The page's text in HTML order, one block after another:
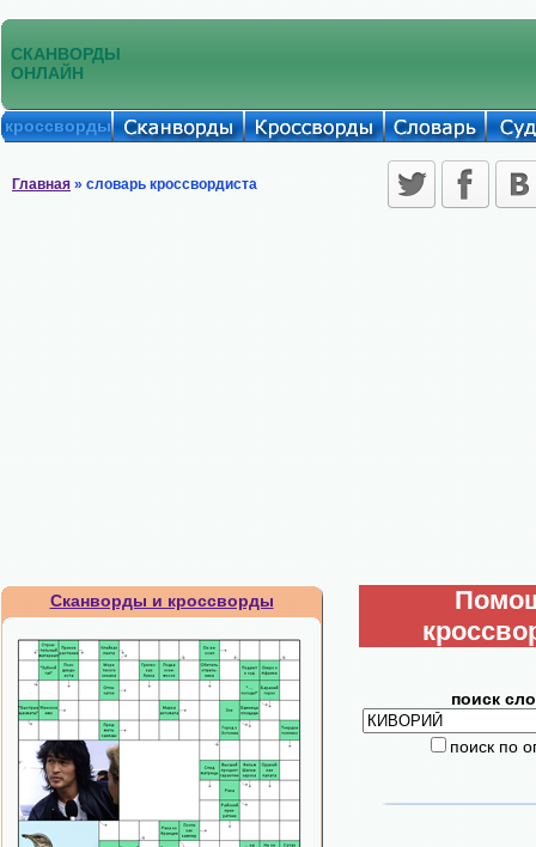
СКАНВОРДЫ
ОНЛАЙН
кроссворды
Главная » словарь кроссвордиста
Сканворды и кроссворды
поиск
поиск по